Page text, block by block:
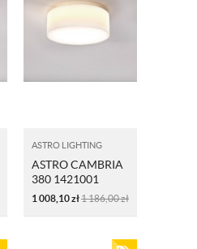
ASTRO LIGHTING
ASTRO CAMBRIA
380 1421001
BIAŁY
1 008,10zł1 186,00zł